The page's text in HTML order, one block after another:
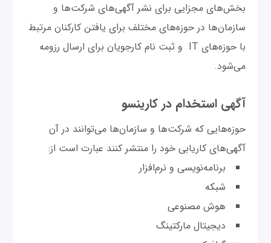
بخش‌های مجزایی برای نشر آگهی‌های شرکت‌ها و
سازمان‌ها در حوزه‌های مختلف برای یافتن کارکنان مرتبط
با حوزه‌های IT و ثبت نام کارجویان برای ارسال رزومه
می‌شود.
آگهی استخدام در کارینسو
حوزه‌هایی که شرکت‌ها و سازمان‌ها می‌توانند در آن
آگهی‌های کاریابی خود را منتشر کنند عبارت‌ است از:
برنامه‌نویسی و نرم‌افزار
شبکه
هوش مصنوعی
دیجیتال مارکتینگ